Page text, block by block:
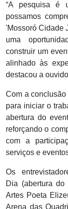
“A pesquisa é
possamos
'Mossoró Cidade
uma
construir um
alinhado às
destacou a
Com a
para iniciar o
abertura do
reforçando o
com a
serviços e
Os
Dia (abertura do
Artes Poeta
Arena das